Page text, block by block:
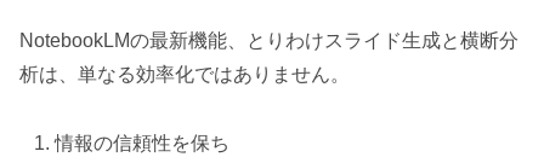
NotebookLMの最新機能、とりわけスライド生成と横断分
析は、単なる効率化ではありません。
情報の信頼性を保ち